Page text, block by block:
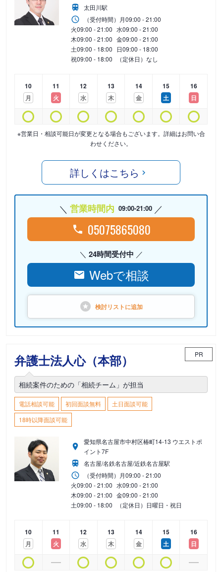
太田川駅
（受付時間） 月09:00 - 21:00
火09:00 - 21:00 水09:00 - 21:00
木09:00 - 21:00 金09:00 - 21:00
土09:00 - 18:00 日09:00 - 18:00
祝09:00 - 18:00 （定休日）なし
10
月
11
火
12
水
13
木
14
金
15
土
16
日
※営業日・相談可能日が変更となる場合もございます。詳細はお問い合
わせください。
詳しくはこちら
営業時間内 09:00-21:00
05075865080
24時間受付中
Webで相談
検討リストに追加
弁護士法人心（本部） PR
相続案件のための「相続チーム」が担当
電話相談可能 初回面談無料
土日面談可能
18時以降面談可能
愛知県名古屋市中村区椿町14-13 ウエストポ
イント7F
名古屋/名鉄名古屋/近鉄名古屋駅
（受付時間） 月09:00 - 21:00
火09:00 - 21:00 水09:00 - 21:00
木09:00 - 21:00 金09:00 - 21:00
土09:00 - 18:00 （定休日）日曜日・祝日
10
月
11
火
12
水
13
木
14
金
15
土
16
日